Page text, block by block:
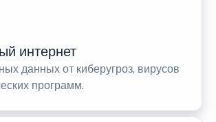
интернет
данных от киберугроз, вирусов
программ.